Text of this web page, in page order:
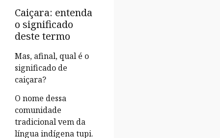
Caiçara: entenda
o significado
deste termo
Mas, afinal, qual é o
significado de
caiçara?
O nome dessa
comunidade
tradicional vem da
língua indígena tupi.